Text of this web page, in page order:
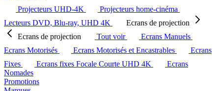
Projecteurs UHD-4K
Projecteurs home-cinéma
Lecteurs DVD, Blu-ray, UHD 4K
Ecrans de projection
Ecrans de projection
Tout voir
Ecrans Manuels
Ecrans Motorisés
Ecrans Motorisés et Encastrables
Ecrans
Fixes
Ecrans fixes Focale Courte UHD 4K
Ecrans
Nomades
Promotions